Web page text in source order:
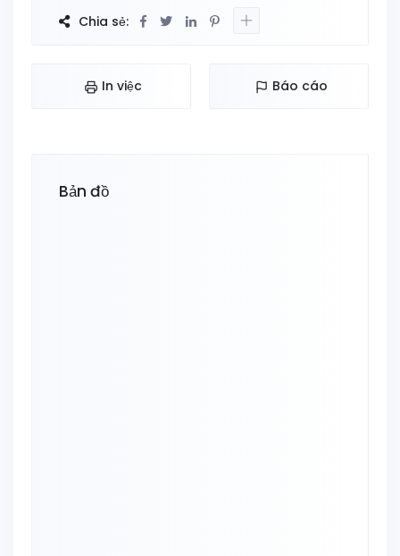
Chia sẻ:
In việc Báo cáo
Bản đồ